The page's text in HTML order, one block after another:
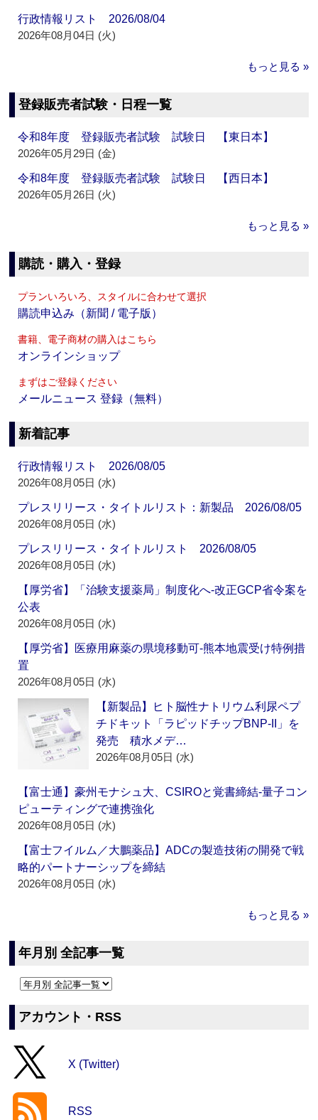
行政情報リスト 2026/08/04
2026年08月04日 (火)
もっと見る »
登録販売者試験・日程一覧
令和8年度 登録販売者試験 試験日 【東日本】
2026年05月29日 (金)
令和8年度 登録販売者試験 試験日 【西日本】
2026年05月26日 (火)
もっと見る »
購読・購入・登録
プランいろいろ、スタイルに合わせて選択
購読申込み（新聞 / 電子版）
書籍、電子商材の購入はこちら
オンラインショップ
まずはご登録ください
メールニュース 登録（無料）
新着記事
行政情報リスト 2026/08/05
2026年08月05日 (水)
プレスリリース・タイトルリスト：新製品 2026/08/05
2026年08月05日 (水)
プレスリリース・タイトルリスト 2026/08/05
2026年08月05日 (水)
【厚労省】「治験支援薬局」制度化へ‐改正GCP省令案を
公表
2026年08月05日 (水)
【厚労省】医療用麻薬の県境移動可‐熊本地震受け特例措
置
2026年08月05日 (水)
【新製品】ヒト脳性ナトリウム利尿ペプ
チドキット「ラピッドチップBNP-II」を
発売 積水メデ…
2026年08月05日 (水)
【富士通】豪州モナシュ大、CSIROと覚書締結‐量子コン
ピューティングで連携強化
2026年08月05日 (水)
【富士フイルム／大鵬薬品】ADCの製造技術の開発で戦
略的パートナーシップを締結
2026年08月05日 (水)
もっと見る »
年月別 全記事一覧
アカウント・RSS
X (Twitter)
RSS